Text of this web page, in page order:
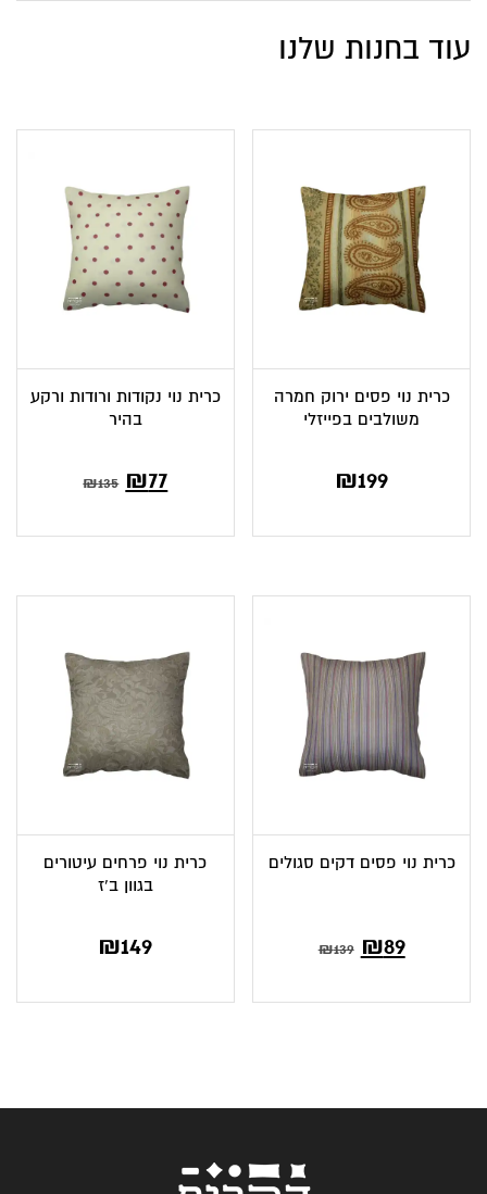
עוד בחנות שלנו
כרית נוי פסים ירוק חמרה
משולבים בפייזלי
₪199
כרית נוי נקודות ורודות ורקע
בהיר
₪135 המחיר
₪135.
₪77המחיר
₪77.
כרית נוי פסים דקים סגולים
₪139 ₪89
כרית נוי פרחים עיטורים
בגוון ב’ז
₪149